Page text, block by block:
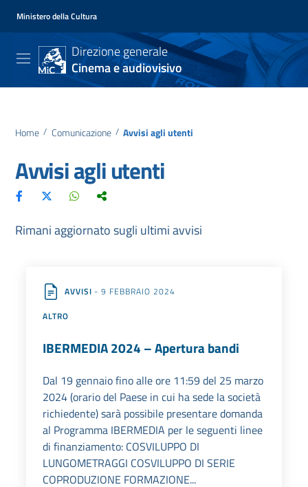
Ministero della Cultura
Direzione generale
Cinema e audiovisivo
Home / Comunicazione / Avvisi agli utenti
Avvisi agli utenti
Rimani aggiornato sugli ultimi avvisi
AVVISI - 9 FEBBRAIO 2024
ALTRO
IBERMEDIA 2024 – Apertura bandi
Dal 19 gennaio fino alle ore 11:59 del 25 marzo
2024 (orario del Paese in cui ha sede la società
richiedente) sarà possibile presentare domanda
al Programma IBERMEDIA per le seguenti linee
di finanziamento: COSVILUPPO DI
LUNGOMETRAGGI COSVILUPPO DI SERIE
COPRODUZIONE FORMAZIONE...